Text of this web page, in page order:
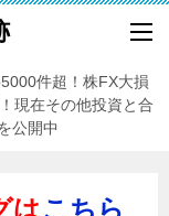
件超！株FX大損
現在その他投資と合
公開中
はこちら